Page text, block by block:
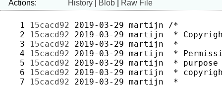
Actions:
History Blob Raw File
  1
15cacd92 2019-03-29 martijn
  2
15cacd92 2019-03-29 martijn
  3
15cacd92 2019-03-29 martijn
  4
15cacd92 2019-03-29 martijn
  5
15cacd92 2019-03-29 martijn
  6
15cacd92 2019-03-29 martijn
  7
15cacd92 2019-03-29 martijn